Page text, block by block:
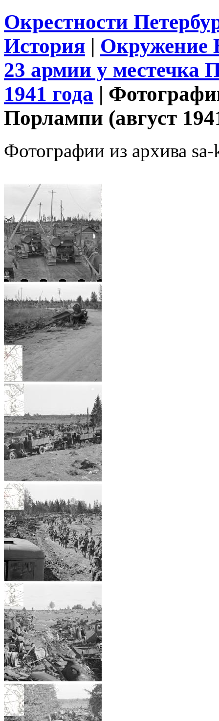
Окрестности
История | Окружение
23 армии у местечка
1941 года |
Порлампи (август
Фотографии из архива